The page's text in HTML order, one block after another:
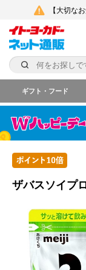
【大切な
ギフト・フード
ザバスソイプ